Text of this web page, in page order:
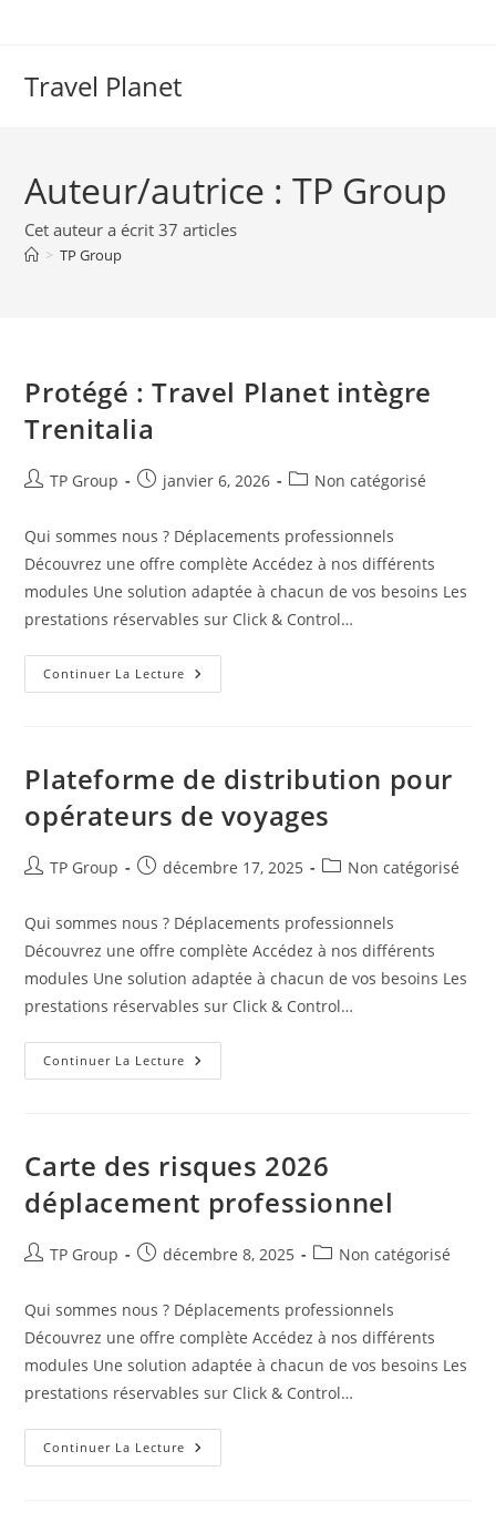
Travel Planet
Auteur/autrice :TP Group
Cet auteur a écrit 37 articles
> TP Group
Protégé : Travel Planet intègre
Trenitalia
TP Group janvier 6, 2026 Non catégorisé
Qui sommes nous ? Déplacements professionnels
Découvrez une offre complète Accédez à nos différents
modules Une solution adaptée à chacun de vos besoins Les
prestations réservables sur Click & Control…
Continuer La Lecture
Plateforme de distribution pour
opérateurs de voyages
TP Group décembre 17, 2025 Non catégorisé
Qui sommes nous ? Déplacements professionnels
Découvrez une offre complète Accédez à nos différents
modules Une solution adaptée à chacun de vos besoins Les
prestations réservables sur Click & Control…
Continuer La Lecture
Carte des risques 2026
déplacement professionnel
TP Group décembre 8, 2025 Non catégorisé
Qui sommes nous ? Déplacements professionnels
Découvrez une offre complète Accédez à nos différents
modules Une solution adaptée à chacun de vos besoins Les
prestations réservables sur Click & Control…
Continuer La Lecture